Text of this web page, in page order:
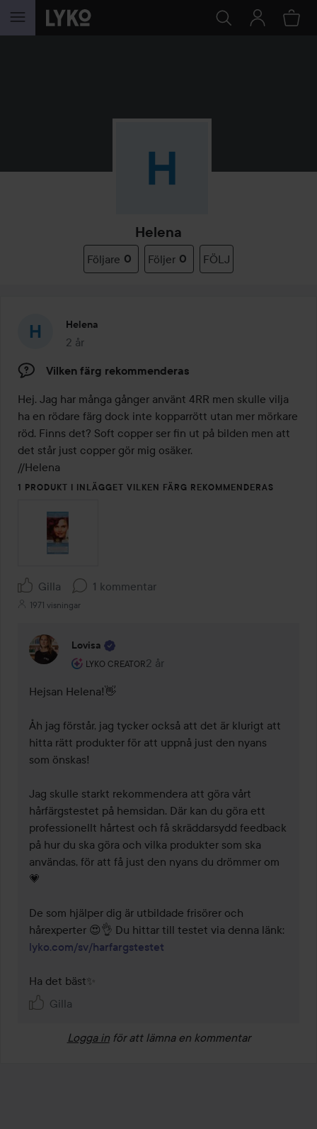
HOPPA TILL INNEHÅLLET
Helena
Följare 0 Följer 0 FÖLJ
Helena
2 år
Inlägget skapades 2 år
Vilken färg rekommenderas
Hej. Jag har många gånger använt 4RR men skulle vilja
ha en rödare färg dock inte kopparrött utan mer mörkare
röd. Finns det? Soft copper ser fin ut på bilden men att
det står just copper gör mig osäker.
//Helena
1 PRODUKT I INLÄGGET VILKEN FÄRG REKOMMENDERAS
Gilla 1 kommentar
1971 visningar
Lovisa
LYKO CREATOR
Användarens roll: Lyko Creator.
2 år
Kommentaren lades 2 år
Hejsan Helena!👋
Åh jag förstår, jag tycker också att det är klurigt att
hitta rätt produkter för att uppnå just den nyans
som önskas!
Jag skulle starkt rekommendera att göra vårt
hårfärgstestet på hemsidan. Där kan du göra ett
professionellt hårtest och få skräddarsydd feedback
på hur du ska göra och vilka produkter som ska
användas, för att få just den nyans du drömmer om
💗
De som hjälper dig är utbildade frisörer och
lyko.com/sv/harfargstestet
Ha det bäst✨
Gilla
Logga in för att lämna en kommentar